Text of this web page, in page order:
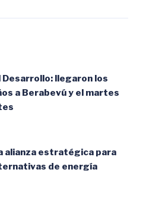
llegaron los
a Berabevú y el martes
alianza estratégica para
de energía